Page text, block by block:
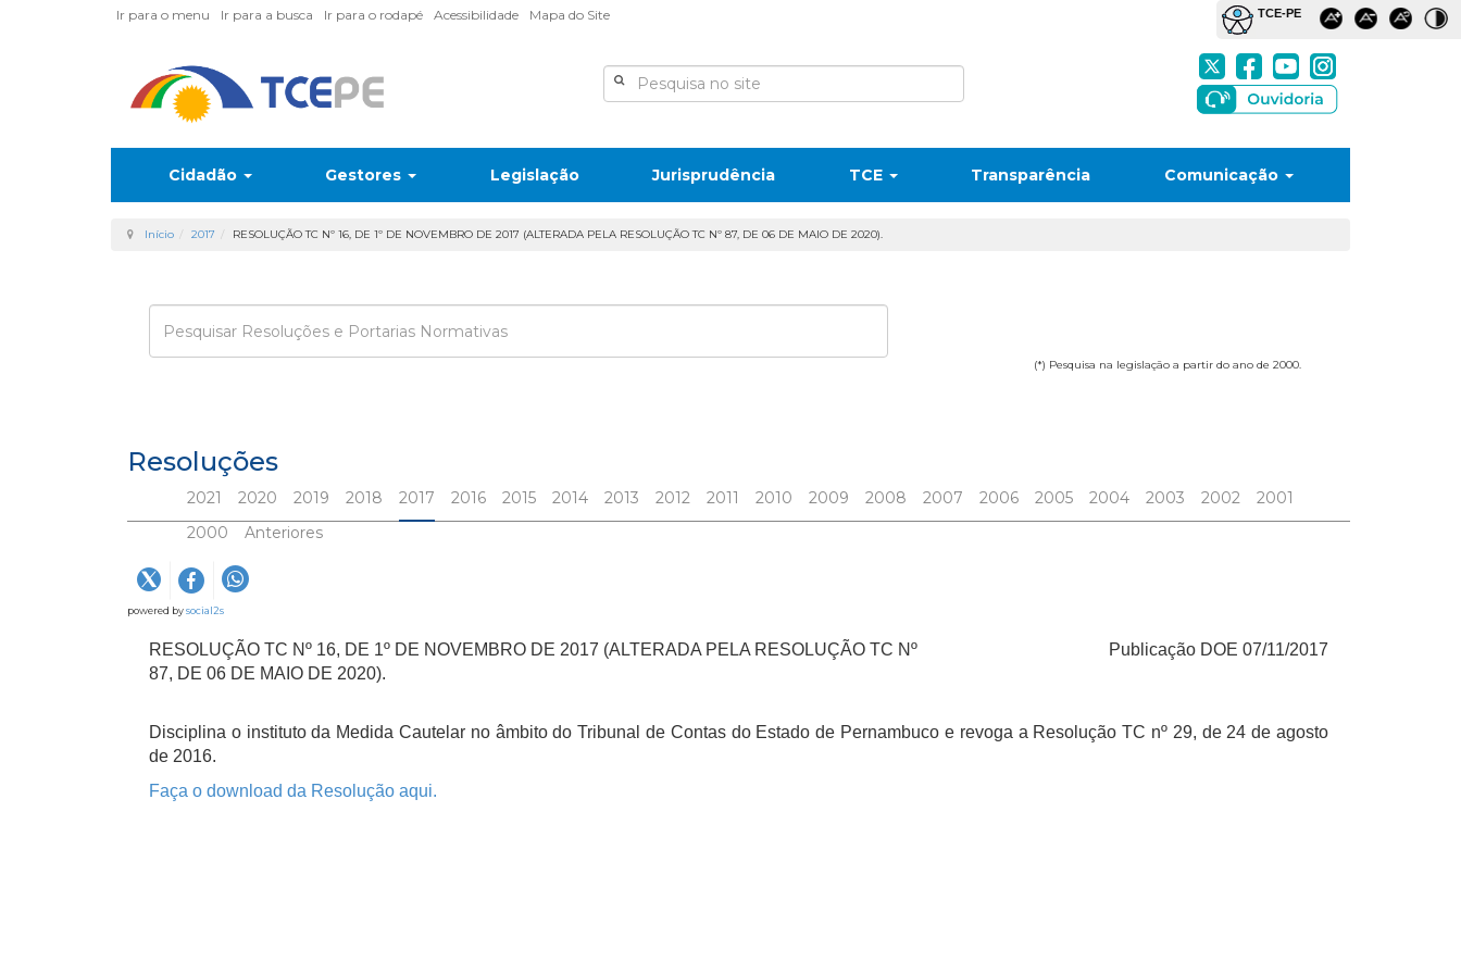
Ir para o menu Ir para a busca Ir para o rodapé Acessibilidade Mapa do Site
Cidadão Gestores Legislação Jurisprudência TCE Transparência Comunicação
Início 2017 RESOLUÇÃO TC Nº 16, DE 1º DE NOVEMBRO DE 2017 (ALTERADA PELA RESOLUÇÃO TC Nº 87, DE 06 DE MAIO DE 2020).
(*) Pesquisa na legislação a partir do ano de 2000.
Resoluções
2021 2020 2019 2018 2017 2016 2015 2014 2013 2012 2011 2010 2009 2008 2007 2006 2005 2004 2003 2002
2001
2000
Anteriores
powered bysocial2s
RESOLUÇÃO TC Nº 16, DE 1º DE NOVEMBRO DE 2017 (ALTERADA PELA RESOLUÇÃO TC Nº
87, DE 06 DE MAIO DE 2020).
Publicação DOE 07/11/2017
Disciplina o instituto da Medida Cautelar no âmbito do Tribunal de Contas do Estado de Pernambuco e revoga a Resolução TC nº 29, de 24 de agosto
de 2016.
Faça o download da Resolução aqui.